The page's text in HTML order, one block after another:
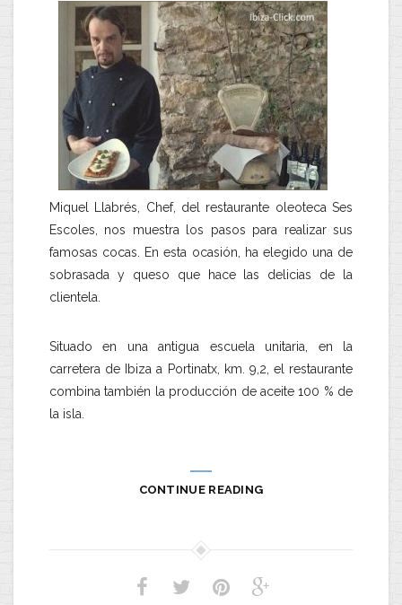
Miquel Llabrés, Chef, del restaurante oleoteca Ses
Escoles, nos muestra los pasos para realizar sus
famosas cocas. En esta ocasión, ha elegido una de
sobrasada y queso que hace las delicias de la
clientela.
Situado en una antigua escuela unitaria, en la
carretera de Ibiza a Portinatx, km. 9,2, el restaurante
combina también la producción de aceite 100 % de
la isla.
CONTINUE READING